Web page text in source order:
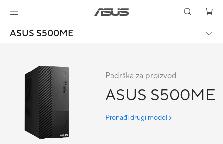
ASUS S500ME
Podrška za proizvod
ASUS S500ME
Pronađi drugi model